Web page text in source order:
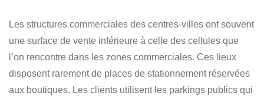
Les structures commerciales des centres-villes ont souvent
une surface de vente inférieure à celle des cellules que
l’on rencontre dans les zones commerciales. Ces lieux
disposent rarement de places de stationnement réservées
aux boutiques. Les clients utilisent les parkings publics qui